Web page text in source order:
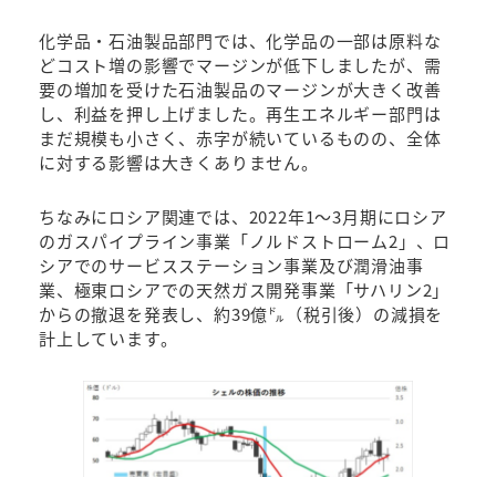
化学品・石油製品部門では、化学品の一部は原料な
どコスト増の影響でマージンが低下しましたが、需
要の増加を受けた石油製品のマージンが大きく改善
し、利益を押し上げました。再生エネルギー部門は
まだ規模も小さく、赤字が続いているものの、全体
に対する影響は大きくありません。
ちなみにロシア関連では、2022年1～3月期にロシア
のガスパイプライン事業「ノルドストローム2」、ロ
シアでのサービスステーション事業及び潤滑油事
業、極東ロシアでの天然ガス開発事業「サハリン2」
からの撤退を発表し、約39億㌦（税引後）の減損を
計上しています。